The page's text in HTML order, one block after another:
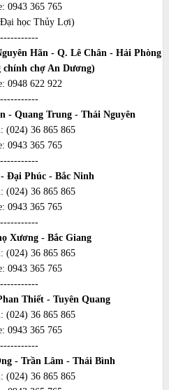
0943 365 765
học Thủy Lợi)
Hãn - Q. Lê Chân - Hải Phòng
chính chợ An Dương)
0948 622 922
- Quang Trung - Thái Nguyên
(024) 36 865 865
0943 365 765
Đại Phúc - Bắc Ninh
(024) 36 865 865
0943 365 765
Xương - Bắc Giang
(024) 36 865 865
0943 365 765
Thiết - Tuyên Quang
(024) 36 865 865
0943 365 765
- Trần Lâm - Thái Bình
(024) 36 865 865